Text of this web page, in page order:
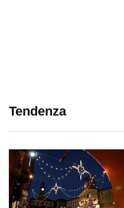
Tendenza